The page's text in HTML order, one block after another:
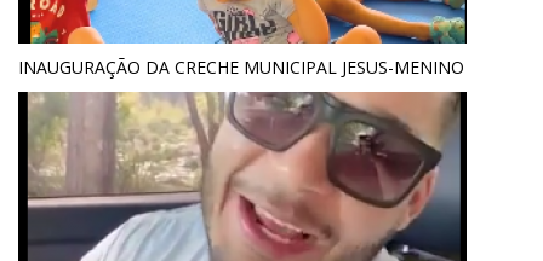
INAUGURAÇÃO DA CRECHE MUNICIPAL JESUS-MENINO